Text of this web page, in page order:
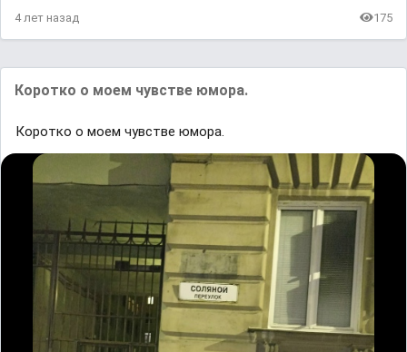
4 лет назад 175
Коротко о моем чувстве юмора.
Коротко о моем чувстве юмора.